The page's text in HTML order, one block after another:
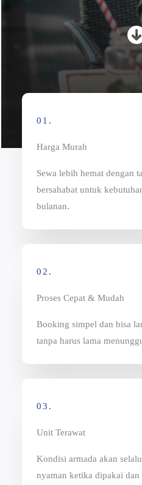
01.
Harga Murah
Sewa lebih hemat dengan
bersahabat untuk
bulanan.
02.
Proses Cepat & Mudah
Booking simpel dan bisa
tanpa harus lama
03.
Unit Terawat
Kondisi armada akan
nyaman ketika dipakai dan